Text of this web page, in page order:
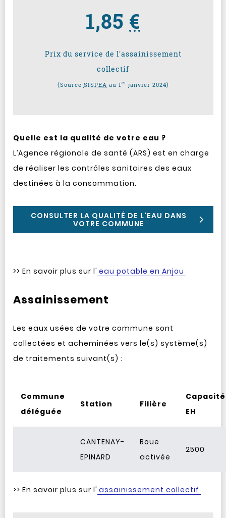
1,85 €
Prix du service de l'assainissement
collectif
(Source SISPEA au 1 er janvier 2024)
Quelle est la qualité de votre eau ?
L’Agence régionale de santé (ARS) est en charge
de réaliser les contrôles sanitaires des eaux
destinées à la consommation.
CONSULTER LA QUALITÉ DE L'EAU DANS
VOTRE COMMUNE
>> En savoir plus sur l' eau potable en Anjou
Assainissement
Les eaux usées de votre commune sont
collectées et acheminées vers le(s) système(s)
de traitements suivant(s) :
Commune
déléguée
Station Filière
Capacité
EH
CANTENAY-
EPINARD
Boue
activée
2500
>> En savoir plus sur l' assainissement collectif